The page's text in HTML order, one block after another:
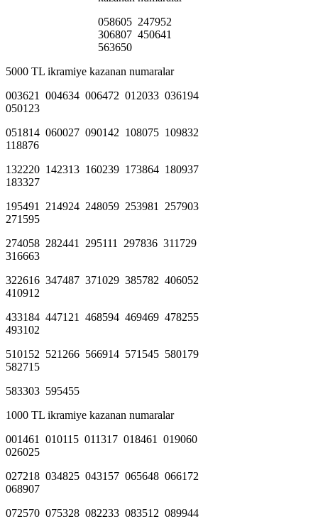
058605 247952
306807 450641
563650
5000 TL ikramiye kazanan numaralar
003621 004634 006472 012033 036194
050123
051814 060027 090142 108075 109832
118876
132220 142313 160239 173864 180937
183327
195491 214924 248059 253981 257903
271595
274058 282441 295111 297836 311729
316663
322616 347487 371029 385782 406052
410912
433184 447121 468594 469469 478255
493102
510152 521266 566914 571545 580179
582715
583303 595455
1000 TL ikramiye kazanan numaralar
001461 010115 011317 018461 019060
026025
027218 034825 043157 065648 066172
068907
072570 075328 082233 083512 089944